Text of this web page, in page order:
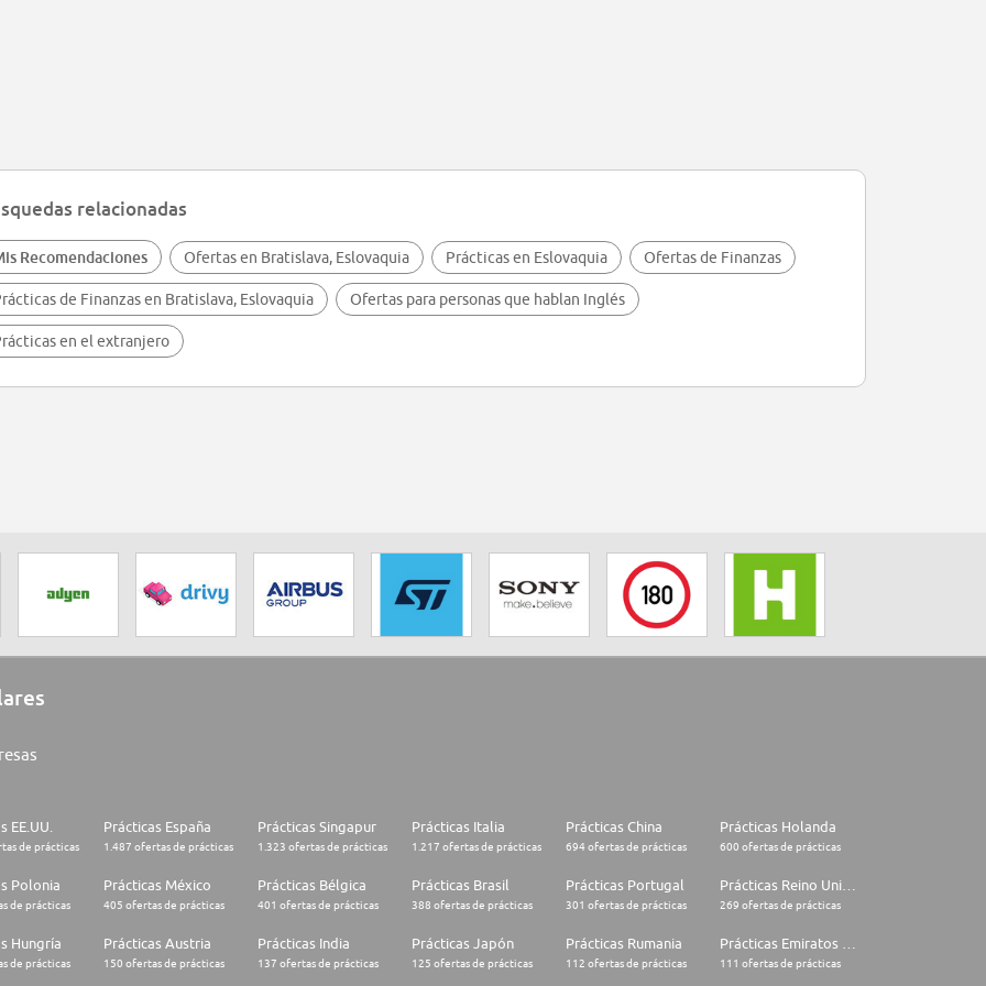
relacionadas
Recomendaciones Ofertas en Bratislava, Eslovaquia Prácticas en Eslovaquia Ofertas de Finanzas
de Finanzas en Bratislava, Eslovaquia Ofertas para personas que hablan Inglés
en el extranjero
EE.UU.
de prácticas
Prácticas España
1.487 ofertas de prácticas
Prácticas Singapur
1.323 ofertas de prácticas
Prácticas Italia
1.217 ofertas de prácticas
Prácticas China
694 ofertas de prácticas
Prácticas Holanda
600 ofertas de prácticas
Polonia
de prácticas
Prácticas México
405 ofertas de prácticas
Prácticas Bélgica
401 ofertas de prácticas
Prácticas Brasil
388 ofertas de prácticas
Prácticas Portugal
301 ofertas de prácticas 269 ofertas de prácticas
Hungría
de prácticas
Prácticas Austria
150 ofertas de prácticas
Prácticas India
137 ofertas de prácticas
Prácticas Japón
125 ofertas de prácticas
Prácticas Rumania
112 ofertas de prácticas 111 ofertas de prácticas